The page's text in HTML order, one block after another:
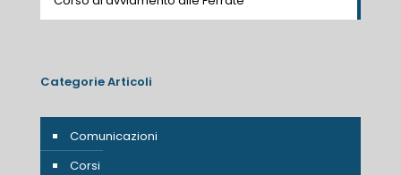
Categorie Articoli
Comunicazioni
Corsi